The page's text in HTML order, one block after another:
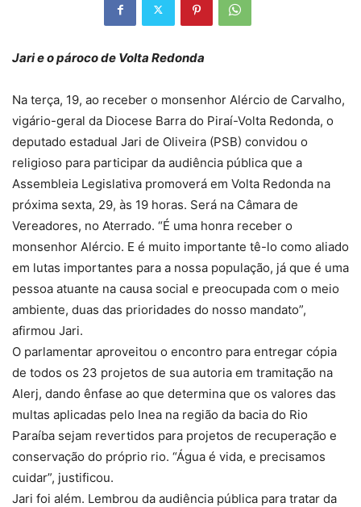
Jari e o pároco de Volta Redonda
Na terça, 19, ao receber o monsenhor Alércio de Carvalho,
vigário-geral da Diocese Barra do Piraí-Volta Redonda, o
deputado estadual Jari de Oliveira (PSB) convidou o
religioso para participar da audiência pública que a
Assembleia Legislativa promoverá em Volta Redonda na
próxima sexta, 29, às 19 horas. Será na Câmara de
Vereadores, no Aterrado. “É uma honra receber o
monsenhor Alércio. E é muito importante tê-lo como aliado
em lutas importantes para a nossa população, já que é uma
pessoa atuante na causa social e preocupada com o meio
ambiente, duas das prioridades do nosso mandato”,
afirmou Jari.
O parlamentar aproveitou o encontro para entregar cópia
de todos os 23 projetos de sua autoria em tramitação na
Alerj, dando ênfase ao que determina que os valores das
multas aplicadas pelo Inea na região da bacia do Rio
Paraíba sejam revertidos para projetos de recuperação e
conservação do próprio rio. “Água é vida, e precisamos
cuidar”, justificou.
Jari foi além. Lembrou da audiência pública para tratar da